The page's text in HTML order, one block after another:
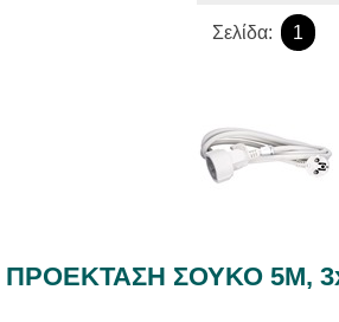
Σελίδα: 1
ΠΡΟΕΚΤΑΣΗ ΣΟΥΚΟ 5Μ,